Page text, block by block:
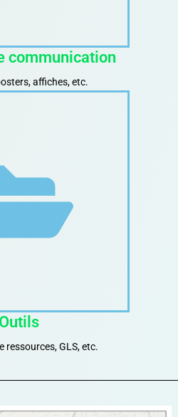
communication
affiches, etc.
Outils
ressources, GLS, etc.